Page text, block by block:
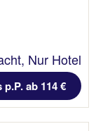
Nur Hotel
p.P. ab 114 €